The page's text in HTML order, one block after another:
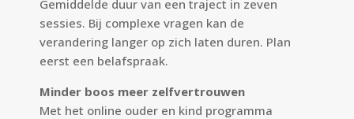
Gemiddelde duur van een traject in zeven
sessies. Bij complexe vragen kan de
verandering langer op zich laten duren. Plan
eerst een belafspraak.
Minder boos meer zelfvertrouwen
Met het online ouder en kind programma